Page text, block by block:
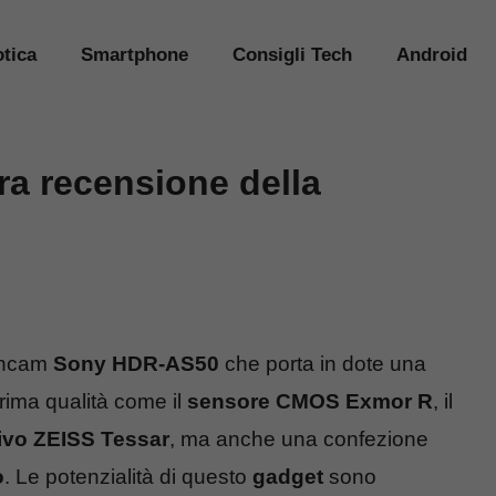
Smartphone Consigli Tech Android
recensione della
Sony HDR-AS50 che porta in dote una
qualità come il sensore CMOS Exmor R, il
ZEISS Tessar, ma anche una confezione
. Le potenzialità di questo gadget sono